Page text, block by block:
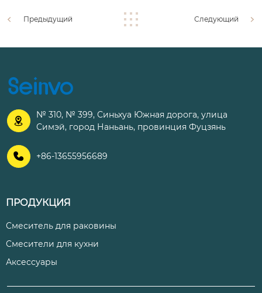
Предыдущий Следующий

№ 310, № 399, Синьхуа Южная дорога, улица
Симэй, город Наньань, провинция Фуцзянь
 +86-13655956689
ПРОДУКЦИЯ
Смеситель для раковины
Смесители для кухни
Аксессуары